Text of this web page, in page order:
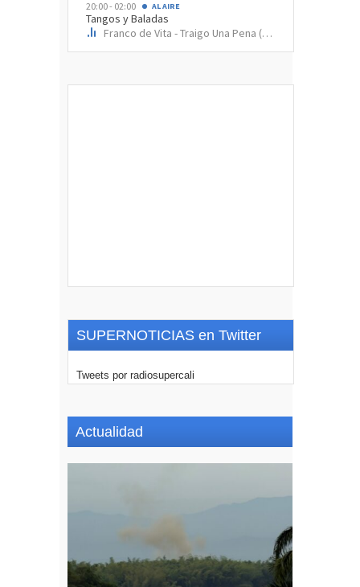
SUPERNOTICIAS en Twitter
Tweets por radiosupercali
Actualidad